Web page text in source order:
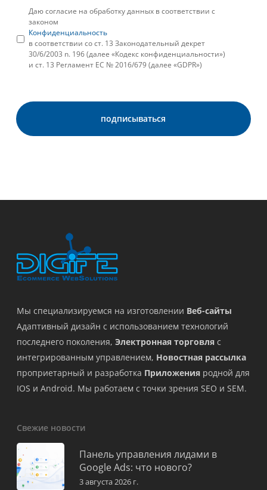
Даю согласие на обработку данных в соответствии с
законом
Конфиденциальность
в соответствии со ст. 13 Законодательный декрет
30/6/2003 n. 196 (далее «Кодекс конфиденциальности»)
и ст. 13 Регламент ЕС № 2016/679 (далее «GDPR»)
Мы специализируемся на изготовлении Веб-сайты
Адаптивный дизайн с использованием технологий
последнего поколения, Электронная торговля с
интегрированным управлением, Новостная рассылка
проприетарный и разработка Приложения родной для
IOS и Android. Мы работаем с точки зрения SEO и SEM.
Свежие новости
Панель управления лидами в
Google Ads: что нового?
3 августа 2026 г.